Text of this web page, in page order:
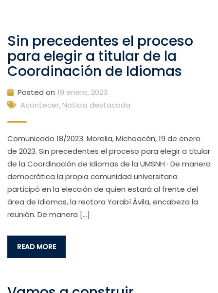
Sin precedentes el proceso
para elegir a titular de la
Coordinación de Idiomas
Posted on 19 enero, 2023
Acontecer, Noticia destacada
Comunicado 18/2023. Morelia, Michoacán, 19 de enero
de 2023. Sin precedentes el proceso para elegir a titular
de la Coordinación de Idiomas de la UMSNH · De manera
democrática la propia comunidad universitaria
participó en la elección de quien estará al frente del
área de Idiomas, la rectora Yarabí Ávila, encabeza la
reunión. De manera […]
READ MORE